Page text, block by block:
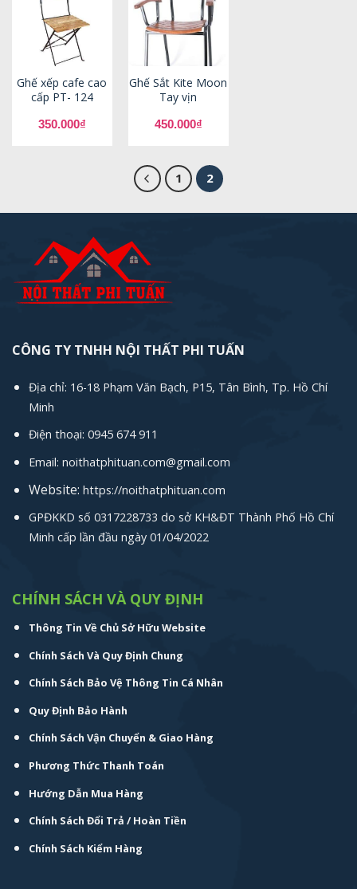
Ghế xếp cafe cao
cấp PT- 124
350.000₫
Ghế Sắt Kite Moon
Tay vịn
450.000₫
1 2
CÔNG TY TNHH NỘI THẤT PHI TUẤN
Địa chỉ: 16-18 Phạm Văn Bạch, P15, Tân Bình, Tp. Hồ Chí
Minh
Điện thoại: 0945 674 911
Email: noithatphituan.com@gmail.com
Website: https://noithatphituan.com
GPĐKKD số 0317228733 do sở KH&ĐT Thành Phố Hồ Chí
Minh cấp lần đầu ngày 01/04/2022
CHÍNH SÁCH VÀ QUY ĐỊNH
Thông Tin Về Chủ Sở Hữu Website
Chính Sách Và Quy Định Chung
Chính Sách Bảo Vệ Thông Tin Cá Nhân
Quy Định Bảo Hành
Chính Sách Vận Chuyển & Giao Hàng
Phương Thức Thanh Toán
Hướng Dẫn Mua Hàng
Chính Sách Đổi Trả / Hoàn Tiền
Chính Sách Kiểm Hàng